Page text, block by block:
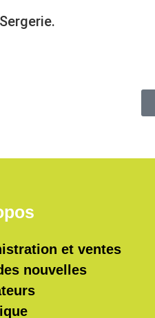
et ventes
nouvelles